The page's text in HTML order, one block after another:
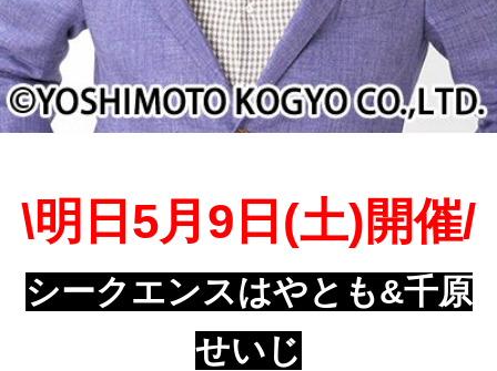
\明日5月9日(土)開催/
シークエンスはやとも&千原
せいじ